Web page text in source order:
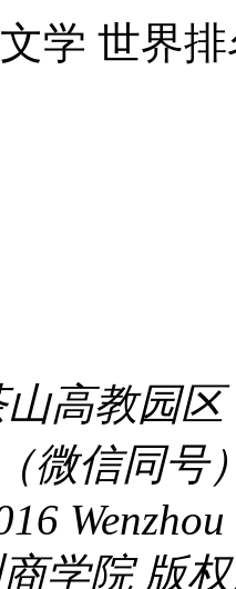
学 世界
高教园区
微信同号
商学院 版